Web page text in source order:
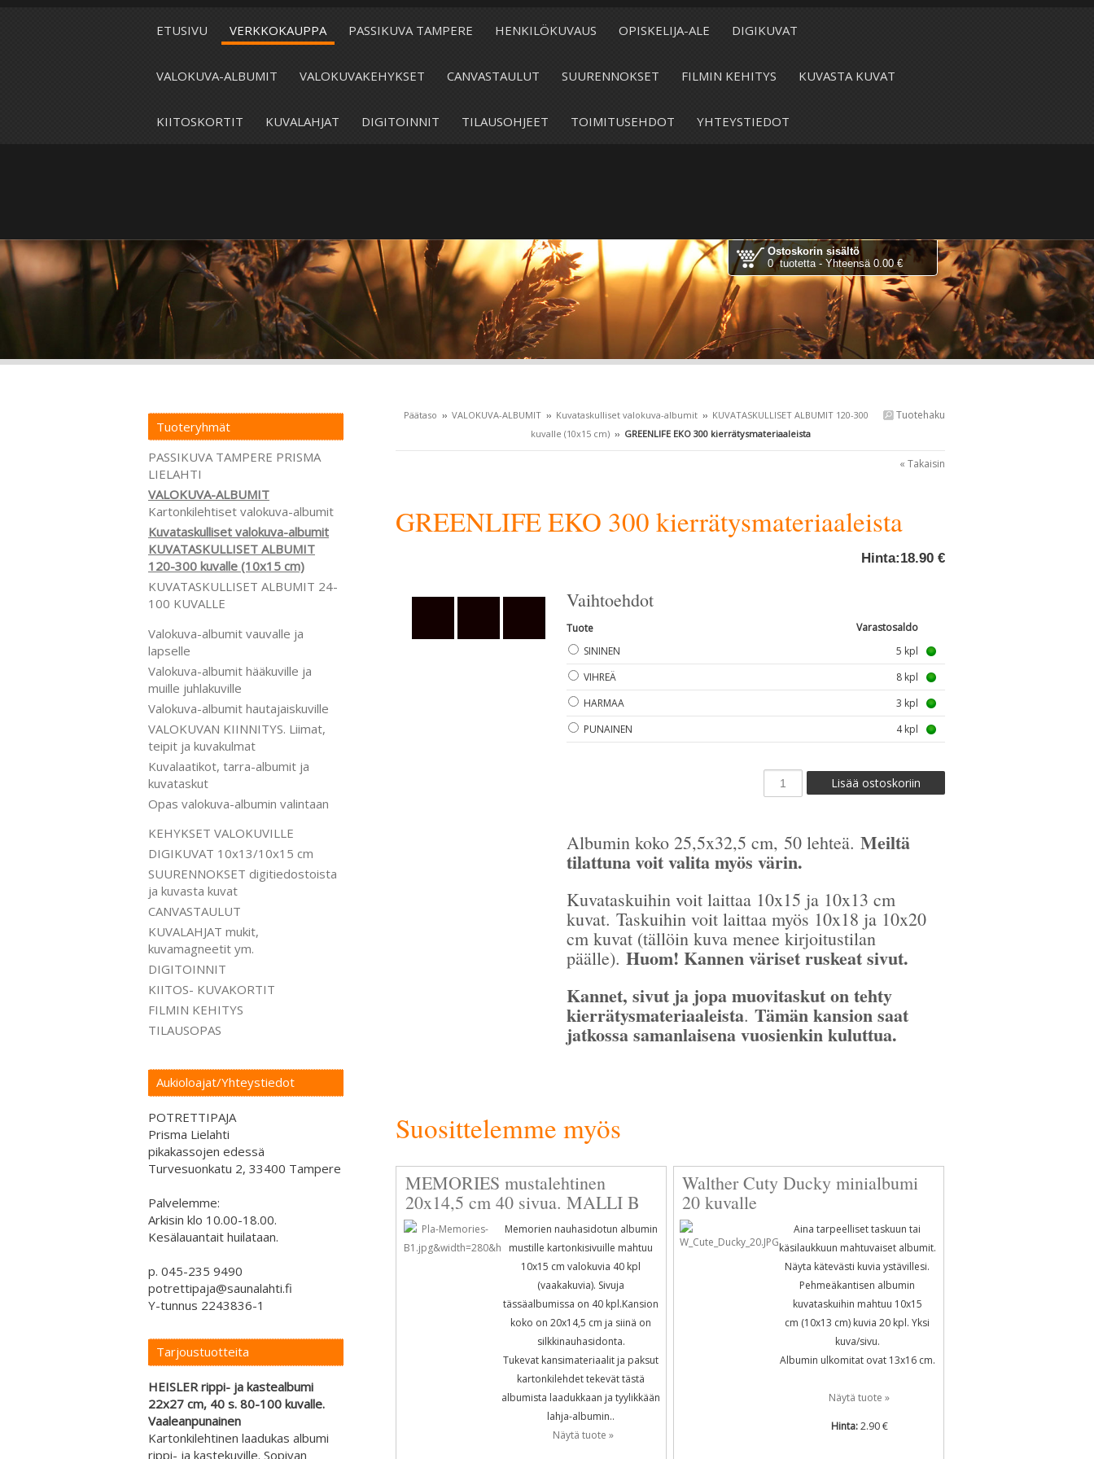
ETUSIVU VERKKOKAUPPA PASSIKUVA TAMPERE HENKILÖKUVAUS OPISKELIJA-ALE DIGIKUVAT
VALOKUVA-ALBUMIT VALOKUVAKEHYKSET CANVASTAULUT SUURENNOKSET FILMIN KEHITYS KUVASTA KUVAT
KIITOSKORTIT KUVALAHJAT DIGITOINNIT TILAUSOHJEET TOIMITUSEHDOT YHTEYSTIEDOT
Ostoskorin sisältö
0 tuotetta - Yhteensä 0.00 €
Tuotehaku
Päätaso ›› VALOKUVA-ALBUMIT ›› Kuvataskulliset valokuva-albumit ›› KUVATASKULLISET ALBUMIT 120-300
kuvalle (10x15 cm)›› GREENLIFE EKO 300 kierrätysmateriaaleista
« Takaisin
GREENLIFE EKO 300 kierrätysmateriaaleista
Hinta:18.90 €
Vaihtoehdot
Tuote
Varastosaldo
SININEN
5 kpl
VIHREÄ
8 kpl
HARMAA
3 kpl
PUNAINEN
4 kpl
Albumin koko 25,5x32,5 cm, 50 lehteä. Meiltä
tilattuna voit valita myös värin.
Kuvataskuihin voit laittaa 10x15 ja 10x13 cm
kuvat. Taskuihin voit laittaa myös 10x18 ja 10x20
cm kuvat (tällöin kuva menee kirjoitustilan
päälle). Huom! Kannen väriset ruskeat sivut.
Kannet, sivut ja jopa muovitaskut on tehty
kierrätysmateriaaleista. Tämän kansion saat
jatkossa samanlaisena vuosienkin kuluttua.
Suosittelemme myös
MEMORIES mustalehtinen
20x14,5 cm 40 sivua. MALLI B
Memorien nauhasidotun albumin
mustille kartonkisivuille mahtuu
10x15 cm valokuvia 40 kpl
(vaakakuvia). Sivuja
tässäalbumissa on 40 kpl.Kansion
koko on 20x14,5 cm ja siinä on
silkkinauhasidonta.
Tukevat kansimateriaalit ja paksut
kartonkilehdet tekevät tästä
albumista laadukkaan ja tyylikkään
lahja-albumin..
Näytä tuote »
Walther Cuty Ducky minialbumi
20 kuvalle
Aina tarpeelliset taskuun tai
käsilaukkuun mahtuvaiset albumit.
Näyta kätevästi kuvia ystävillesi.
Pehmeäkantisen albumin
kuvataskuihin mahtuu 10x15
cm (10x13 cm) kuvia 20 kpl. Yksi
kuva/sivu.
Albumin ulkomitat ovat 13x16 cm.
Näytä tuote »
Hinta:2.90 €
Tuoteryhmät
PASSIKUVA TAMPERE PRISMA
LIELAHTI
VALOKUVA-ALBUMIT
Kartonkilehtiset valokuva-albumit
Kuvataskulliset valokuva-albumit
KUVATASKULLISET ALBUMIT
120-300 kuvalle (10x15 cm)
KUVATASKULLISET ALBUMIT 24-
100 KUVALLE
Valokuva-albumit vauvalle ja
lapselle
Valokuva-albumit hääkuville ja
muille juhlakuville
Valokuva-albumit hautajaiskuville
VALOKUVAN KIINNITYS. Liimat,
teipit ja kuvakulmat
Kuvalaatikot, tarra-albumit ja
kuvataskut
Opas valokuva-albumin valintaan
KEHYKSET VALOKUVILLE
DIGIKUVAT 10x13/10x15 cm
SUURENNOKSET digitiedostoista
ja kuvasta kuvat
CANVASTAULUT
KUVALAHJAT mukit,
kuvamagneetit ym.
DIGITOINNIT
KIITOS- KUVAKORTIT
FILMIN KEHITYS
TILAUSOPAS
Aukioloajat/Yhteystiedot
POTRETTIPAJA
Prisma Lielahti
pikakassojen edessä
Turvesuonkatu 2, 33400 Tampere
Palvelemme:
Arkisin klo 10.00-18.00.
Kesälauantait huilataan.
p. 045-235 9490
potrettipaja@saunalahti.fi
Y-tunnus 2243836-1
Tarjoustuotteita
HEISLER rippi- ja kastealbumi
22x27 cm, 40 s. 80-100 kuvalle.
Vaaleanpunainen
Kartonkilehtinen laadukas albumi
rippi- ja kastekuville. Sopivan